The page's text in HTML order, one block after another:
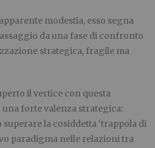
modestia, esso segna
da una fase di confronto
strategica, fragile ma
il vertice con questa
forte valenza strategica:
superare la cosiddetta ‘trappola di
paradigma nelle relazioni tra